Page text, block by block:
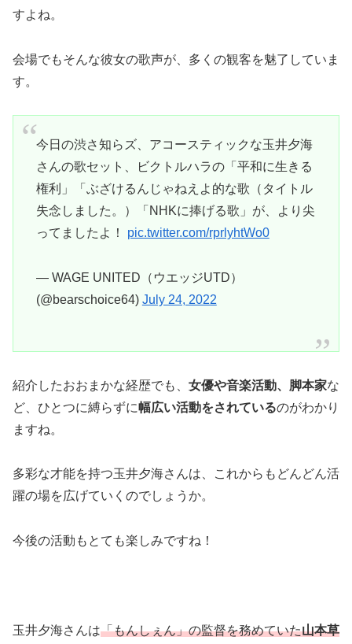
すよね。
会場でもそんな彼女の歌声が、多くの観客を魅了していま
す。
今日の渋さ知らズ、アコースティックな玉井夕海
さんの歌セット、ビクトルハラの「平和に生きる
権利」「ぶざけるんじゃねえよ的な歌（タイトル
失念しました。）「NHKに捧げる歌」が、より尖
ってましたよ！ pic.twitter.com/rprlyhtWo0
— WAGE UNITED（ウエッジUTD）
(@bearschoice64) July 24, 2022
紹介したおおまかな経歴でも、 女優や音楽活動、脚本家な
ど、ひとつに縛らずに幅広い活動をされているのがわかり
ますね。
多彩な才能を持つ玉井夕海さんは、これからもどんどん活
躍の場を広げていくのでしょうか。
今後の活動もとても楽しみですね！
玉井夕海さんは「もんしぇん」の監督を務めていた山本草